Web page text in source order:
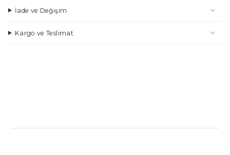
İade ve Değişim
Kargo ve Teslimat